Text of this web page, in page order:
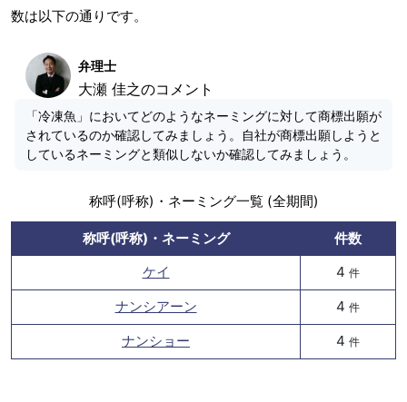
数は以下の通りです。
弁理士
大瀬 佳之のコメント
「冷凍魚」においてどのようなネーミングに対して商標出願が
されているのか確認してみましょう。自社が商標出願しようと
しているネーミングと類似しないか確認してみましょう。
称呼(呼称)・ネーミング一覧 (全期間)
称呼(呼称)・ネーミング
件数
ケイ
4 件
ナンシアーン 4 件
ナンショー 4 件